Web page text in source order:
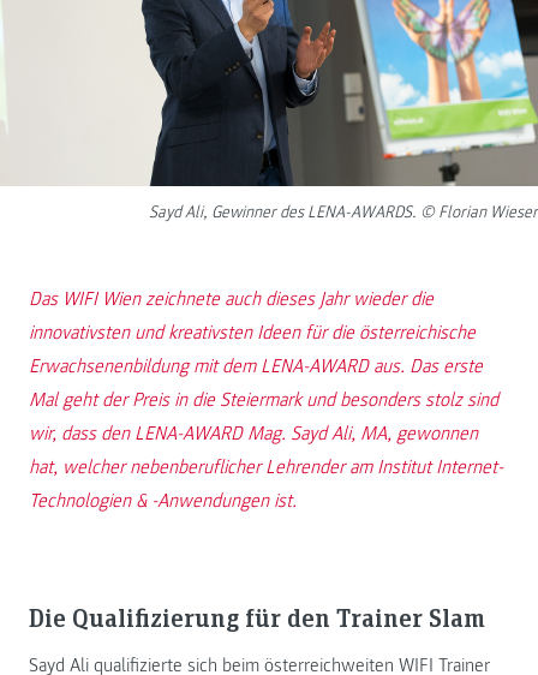
Sayd Ali, Gewinner des LENA-AWARDS. © Florian Wieser
Das WIFI Wien zeichnete auch dieses Jahr wieder die
innovativsten und kreativsten Ideen für die österreichische
Erwachsenenbildung mit dem LENA-AWARD aus. Das erste
Mal geht der Preis in die Steiermark und besonders stolz sind
wir, dass den LENA-AWARD Mag. Sayd Ali, MA, gewonnen
hat, welcher nebenberuflicher Lehrender am Institut Internet-
Technologien & -Anwendungen ist.
Die Qualifizierung für den Trainer Slam
Sayd Ali qualifizierte sich beim österreichweiten WIFI Trainer